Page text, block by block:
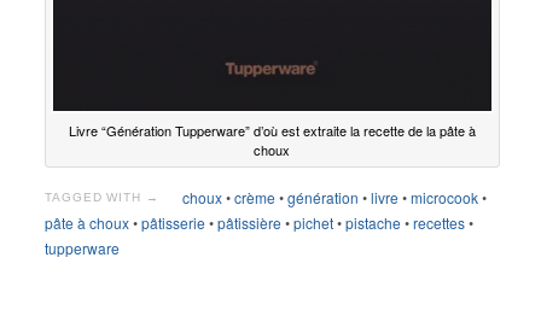
Livre “Génération Tupperware” d’où est extraite la recette de la pâte à
choux
TAGGED WITH → choux•crème•génération •livre•microcook•
pâte à choux•pâtisserie•pâtissière•pichet•pistache•recettes•
tupperware